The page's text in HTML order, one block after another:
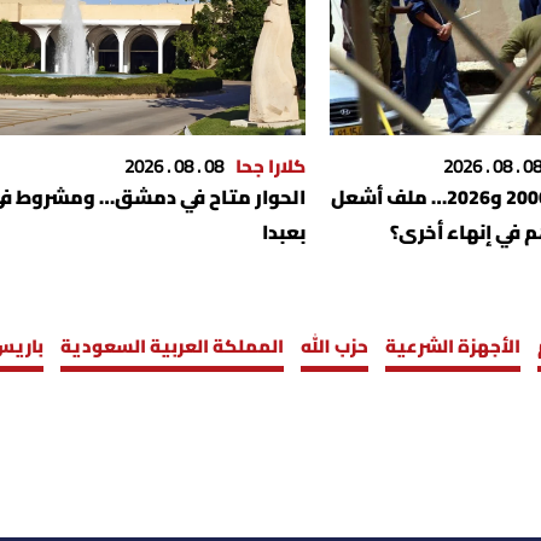
08 . 08 . 2026
الأسرى بين الـ2006 و2026… ملف أشعل
في إنهاء أخرى؟
كلارا جحا 08 . 08 . 2026
الحوار متاح في دمشق… ومشروط
بعبدا
الأجهزة الشرعية حزب الله المملكة العربية السعودية